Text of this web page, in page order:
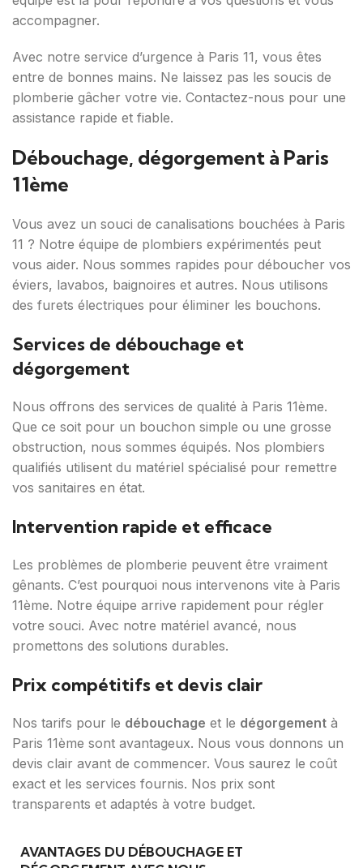
accompagner.
Avec notre service d’urgence à Paris 11, vous êtes
entre de bonnes mains. Ne laissez pas les soucis de
plomberie gâcher votre vie. Contactez-nous pour une
assistance rapide et fiable.
Débouchage, dégorgement à Paris
11ème
Vous avez un souci de canalisations bouchées à Paris
11 ? Notre équipe de plombiers expérimentés peut
vous aider. Nous sommes rapides pour déboucher vos
éviers, lavabos, baignoires et autres. Nous utilisons
des furets électriques pour éliminer les bouchons.
Services de débouchage et
dégorgement
Nous offrons des services de qualité à Paris 11ème.
Que ce soit pour un bouchon simple ou une grosse
obstruction, nous sommes équipés. Nos plombiers
qualifiés utilisent du matériel spécialisé pour remettre
vos sanitaires en état.
Intervention rapide et efficace
Les problèmes de plomberie peuvent être vraiment
gênants. C’est pourquoi nous intervenons vite à Paris
11ème. Notre équipe arrive rapidement pour régler
votre souci. Avec notre matériel avancé, nous
promettons des solutions durables.
Prix compétitifs et devis clair
Nos tarifs pour le débouchage et le dégorgement à
Paris 11ème sont avantageux. Nous vous donnons un
devis clair avant de commencer. Vous saurez le coût
exact et les services fournis. Nos prix sont
transparents et adaptés à votre budget.
AVANTAGES DU DÉBOUCHAGE ET